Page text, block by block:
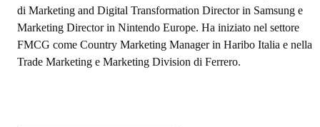
di Marketing and Digital Transformation Director in Samsung e
Marketing Director in Nintendo Europe. Ha iniziato nel settore
FMCG come Country Marketing Manager in Haribo Italia e nella
Trade Marketing e Marketing Division di Ferrero.